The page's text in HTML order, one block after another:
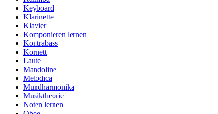
Keyboard
Klarinette
Klavier
Komponieren lernen
Kontrabass
Kornett
Laute
Mandoline
Melodica
Mundharmonika
Musiktheorie
Noten lernen